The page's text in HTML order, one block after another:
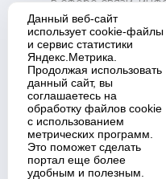
и массовых
Свидетельство о
Учредитель:
распорядительный
Обнинск".
Адрес
Телефон
Настоящий ресурс
Политика в
Данный веб-сайт
использует cookie-файлы
и сервис статистики
Яндекс.Метрика.
Продолжая использовать
данный сайт, вы
соглашаетесь на
обработку файлов cookie
с использованием
метрических программ.
Это поможет сделать
портал еще более
удобным и полезным.